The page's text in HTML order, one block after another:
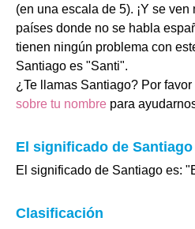
(en una escala de 5). ¡Y se
países donde no se habla
tienen ningún problema con
Santiago es "Santi".
¿Te llamas Santiago? Por
sobre tu nombre para
El significado de Santiago
El significado de Santiago es:
Clasificación